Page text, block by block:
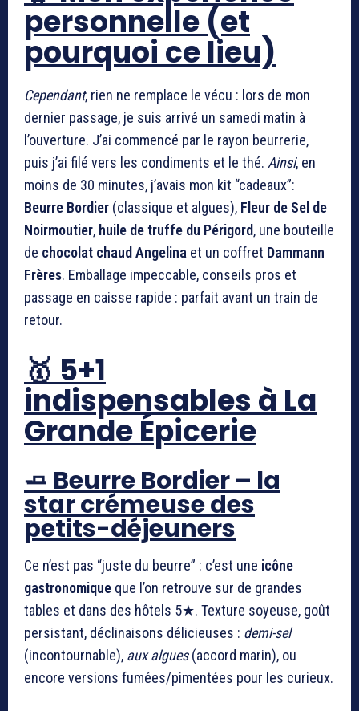
personnelle (et
pourquoi ce lieu)
Cependant, rien ne remplace le vécu : lors de mon
dernier passage, je suis arrivé un samedi matin à
l’ouverture. J’ai commencé par le rayon beurrerie,
puis j’ai filé vers les condiments et le thé. Ainsi, en
moins de 30 minutes, j’avais mon kit “cadeaux”:
Beurre Bordier (classique et algues), Fleur de Sel de
Noirmoutier, huile de truffe du Périgord, une bouteille
de chocolat chaud Angelina et un coffret Dammann
Frères. Emballage impeccable, conseils pros et
passage en caisse rapide : parfait avant un train de
retour.
🥇 5+1
indispensables à La
Grande Épicerie
🧈 Beurre Bordier – la
star crémeuse des
petits-déjeuners
Ce n’est pas “juste du beurre” : c’est une icône
gastronomique que l’on retrouve sur de grandes
tables et dans des hôtels 5★. Texture soyeuse, goût
persistant, déclinaisons délicieuses : demi-sel
(incontournable), aux algues(accord marin), ou
encore versions fumées/pimentées pour les curieux.